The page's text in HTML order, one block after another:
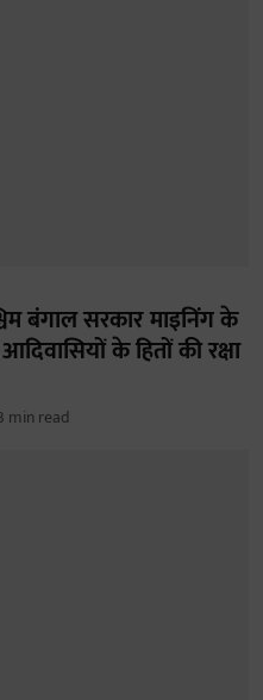
बंगाल सरकार माइनिंग के
के हितों की रक्षा
min read